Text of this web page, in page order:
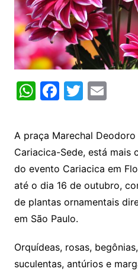
W
at
s
A
p
p
F
c
e
b
o
o
k
T
itt
er
E
ai
l
A praça Marechal Deodoro
Cariacica-Sede, está mais
do evento Cariacica em
até o dia 16 de outubro,
de plantas ornamentais
em São Paulo.
Orquídeas, rosas,
suculentas, antúrios e